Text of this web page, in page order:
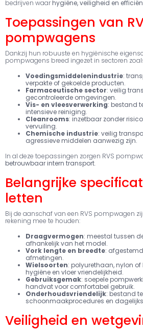
bedrijven waarhygiëne, veiligheid en
Toepassingen van
pompwagens
Dankzij hun robuuste en hygiënische
pompwagens breed ingezet in sectoren
Voedingsmiddelenindustrie:
verpakte of gekoelde producten.
Farmaceutische sector: veilig
gecontroleerde omgevingen.
Vis- en vleesverwerking: bestand
intensieve reiniging.
Cleanrooms: inzetbaar zonder
vervuiling.
Chemische industrie: veilig
agressieve middelen aanwezig zijn.
In al deze toepassingen zorgen RVS
betrouwbaar intern transport.
Belangrijke
letten
Bij de aanschaf van een RVS pompwagen
rekening mee te houden:
Draagvermogen: meestal tussen
afhankelijk van het model.
Vork lengte en breedte:
afmetingen.
Wielsoorten: polyurethaan, nylon
hygiëne en vloer vriendelijkheid.
Gebruiksgemak: soepele
handvat voor comfortabel gebruik.
Onderhoudsvriendelijk: bestand
schoonmaakprocedures en
Veiligheid en